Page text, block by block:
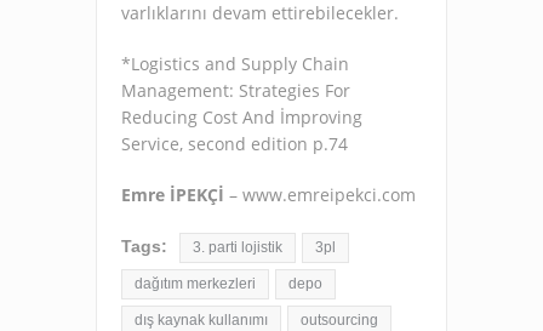
varlıklarını devam ettirebilecekler.
*Logistics and Supply Chain
Management: Strategies For
Reducing Cost And İmproving
Service, second edition p.74
Emre İPEKÇİ – www.emreipekci.com
Tags: 3. parti lojistik 3pl
dağıtım merkezleri depo
dış kaynak kullanımı outsourcing